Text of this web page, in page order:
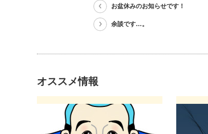
お盆休みのお知らせです！
余談です…。
オススメ情報